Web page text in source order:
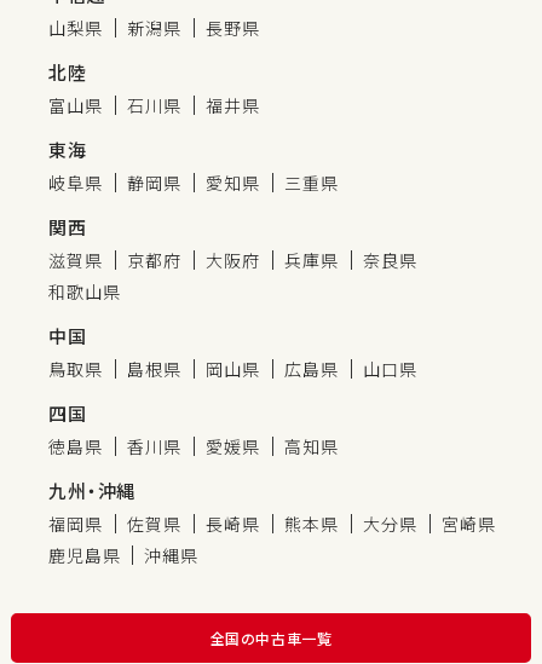
山梨県 新潟県 長野県
北陸
富山県 石川県 福井県
東海
岐阜県 静岡県 愛知県 三重県
関西
滋賀県 京都府 大阪府 兵庫県
奈良県
和歌山県
中国
鳥取県 島根県 岡山県 広島県 山口県
四国
徳島県 香川県 愛媛県 高知県
九州・沖縄
福岡県 佐賀県 長崎県 熊本県 大分県
宮崎県
鹿児島県
沖縄県
全国の中古車一覧